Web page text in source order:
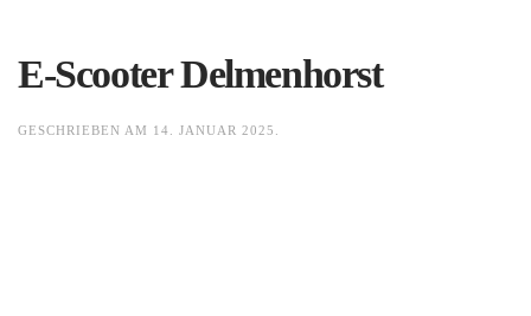
E-Scooter Delmenhorst
GESCHRIEBEN AM 14. JANUAR 2025